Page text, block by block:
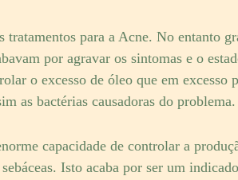
para a Acne. No entanto
por agravar os sintomas e o
o excesso de óleo que em excesso
as bactérias causadoras do problema.
capacidade de controlar a
Isto acaba por ser um